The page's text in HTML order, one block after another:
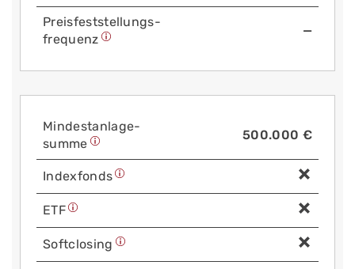
Preis­fest­stellungs­
frequenz
—
Mindest­anlage­
summe
500.000 €
Index­fonds
ETF
Soft­closing